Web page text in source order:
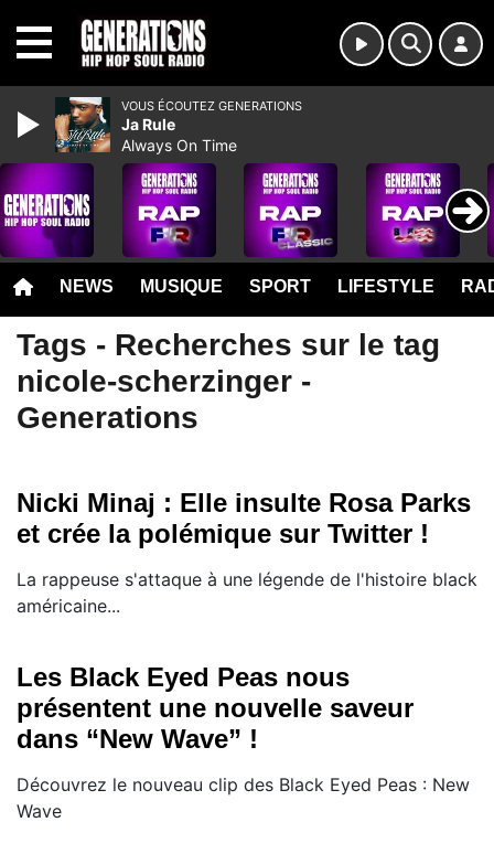
NEWS MUSIQUE SPORT LIFESTYLE
Tags - Recherches sur le tag
nicole-scherzinger -
Generations
Nicki Minaj : Elle insulte Rosa Parks
et crée la polémique sur Twitter !
La rappeuse s'attaque à une légende de l'histoire black
américaine...
Les Black Eyed Peas nous
présentent une nouvelle saveur
dans “New Wave” !
Découvrez le nouveau clip des Black Eyed Peas : New
Wave
VOUS ÉCOUTEZ GENERATIONS
Ja Rule
Always On Time